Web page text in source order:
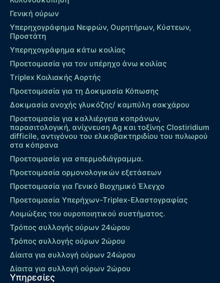
Γενική ούρων
Υπερηχογράφημα Νεφρών, Ουρητήρων, Κύστεων,
Προστάτη
Υπερηχογράφημα κάτω κοιλίας
Προετοιμασία για τον υπέρηχο άνω κοιλίας
Τriplex Kοιλιακής Αορτής
Προετοιμασία για τη Δοκιμασία Κόπωσης
Δοκιμασία ανοχής γλυκόζης/ καμπύλη σακχάρου
Προετοιμασία για καλλιέργεια κοπράνων,
παρασιτολογική, ανίχνευση Ag και τοξίνης Clostiridium
difficile, αντιγόνου του ελικοβακτηριδίου του πυλωρού
στα κόπρανα
Προετοιμασία για σπερμοδιάγραμμα.
Προετοιμασία ορμονολογικών εξετάσεων
Προετοιμασία για Γενικό Βιοχημικό Έλεγχο
Προετοιμασία Υπερήχων-Τriplex-Ελαστογραφίας
Λοιμώξεις του ουροποιητικού συστήματος.
Τρόπος συλλογής ούρων 24ώρου
Τρόπος συλλογής ούρων 2ώρου
Δίαιτα για συλλογή ούρων 24ώρου
Δίαιτα για συλλογή ούρων 2ώρου
Υπηρεσίες